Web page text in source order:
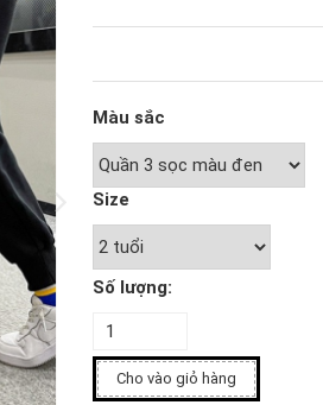
Màu sắc
Size
Số lượng:
Cho vào giỏ hàng